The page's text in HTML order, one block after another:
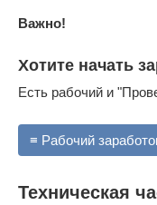
Важно!
Хотите начать
Есть рабочий и
≡ Рабочий
Техническая